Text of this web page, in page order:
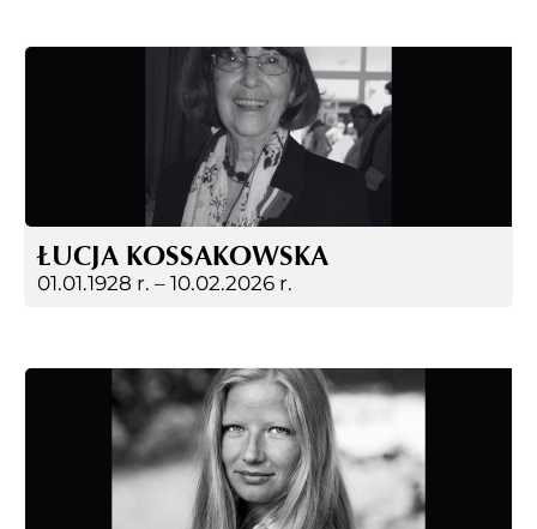
ŁUCJA KOSSAKOWSKA
01.01.1928 r. – 10.02.2026 r.